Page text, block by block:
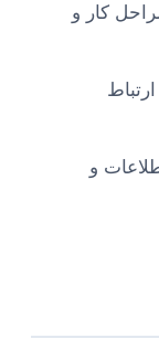
کار و
و